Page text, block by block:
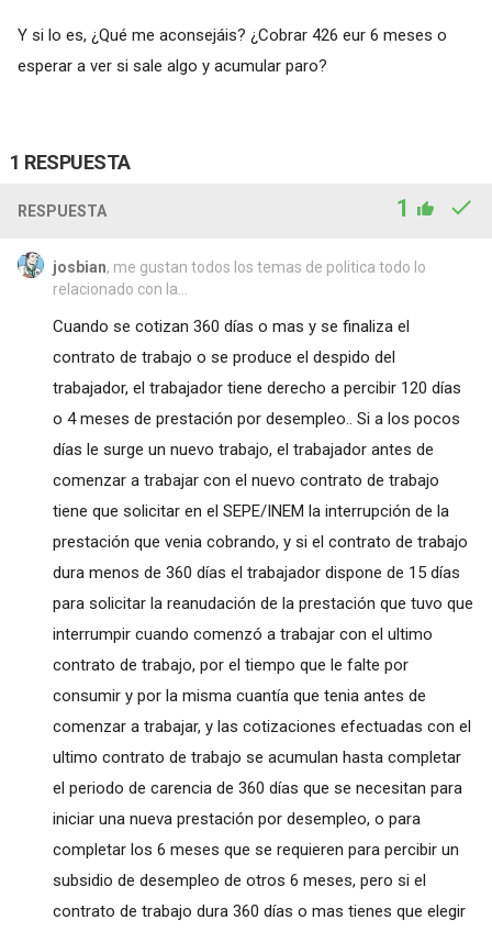
Y si lo es, ¿Qué me aconsejáis? ¿Cobrar 426 eur 6 meses o
esperar a ver si sale algo y acumular paro?
1 RESPUESTA
RESPUESTA 1
josbian, me gustan todos los temas de politica todo lo
relacionado con la...
Cuando se cotizan 360 días o mas y se finaliza el
contrato de trabajo o se produce el despido del
trabajador, el trabajador tiene derecho a percibir 120 días
o 4 meses de prestación por desempleo.. Si a los pocos
días le surge un nuevo trabajo, el trabajador antes de
comenzar a trabajar con el nuevo contrato de trabajo
tiene que solicitar en el SEPE/INEM la interrupción de la
prestación que venia cobrando, y si el contrato de trabajo
dura menos de 360 días el trabajador dispone de 15 días
para solicitar la reanudación de la prestación que tuvo que
interrumpir cuando comenzó a trabajar con el ultimo
contrato de trabajo, por el tiempo que le falte por
consumir y por la misma cuantía que tenia antes de
comenzar a trabajar, y las cotizaciones efectuadas con el
ultimo contrato de trabajo se acumulan hasta completar
el periodo de carencia de 360 días que se necesitan para
iniciar una nueva prestación por desempleo, o para
completar los 6 meses que se requieren para percibir un
subsidio de desempleo de otros 6 meses, pero si el
contrato de trabajo dura 360 días o mas tienes que elegir